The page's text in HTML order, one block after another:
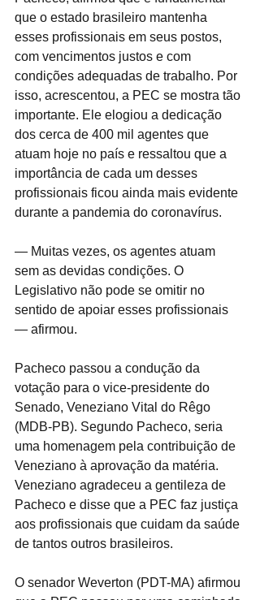
que o estado brasileiro mantenha
esses profissionais em seus postos,
com vencimentos justos e com
condições adequadas de trabalho. Por
isso, acrescentou, a PEC se mostra tão
importante. Ele elogiou a dedicação
dos cerca de 400 mil agentes que
atuam hoje no país e ressaltou que a
importância de cada um desses
profissionais ficou ainda mais evidente
durante a pandemia do coronavírus.
— Muitas vezes, os agentes atuam
sem as devidas condições. O
Legislativo não pode se omitir no
sentido de apoiar esses profissionais
— afirmou.
Pacheco passou a condução da
votação para o vice-presidente do
Senado, Veneziano Vital do Rêgo
(MDB-PB). Segundo Pacheco, seria
uma homenagem pela contribuição de
Veneziano à aprovação da matéria.
Veneziano agradeceu a gentileza de
Pacheco e disse que a PEC faz justiça
aos profissionais que cuidam da saúde
de tantos outros brasileiros.
O senador Weverton (PDT-MA) afirmou